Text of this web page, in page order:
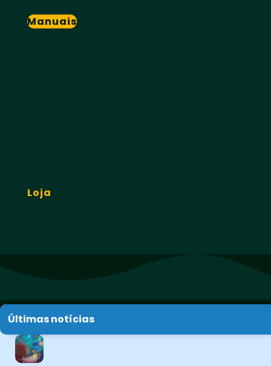
Manuais
Loja
Últimas notícias